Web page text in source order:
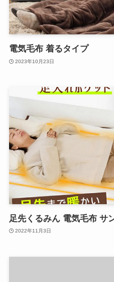
電気毛布 着るタイプ
2023年10月23日
足先くるみん 電気毛布 サ
2022年11月3日